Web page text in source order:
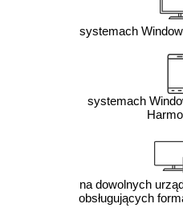
systemach
systemach
na dowolnych
obsługujących